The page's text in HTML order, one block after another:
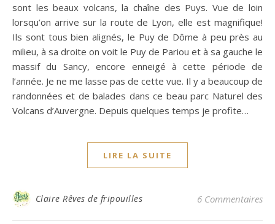
sont les beaux volcans, la chaîne des Puys. Vue de loin
lorsqu’on arrive sur la route de Lyon, elle est magnifique!
Ils sont tous bien alignés, le Puy de Dôme à peu près au
milieu, à sa droite on voit le Puy de Pariou et à sa gauche le
massif du Sancy, encore enneigé à cette période de
l’année. Je ne me lasse pas de cette vue. Il y a beaucoup de
randonnées et de balades dans ce beau parc Naturel des
Volcans d’Auvergne. Depuis quelques temps je profite…
LIRE LA SUITE
Claire Rêves de fripouilles 6 Commentaires